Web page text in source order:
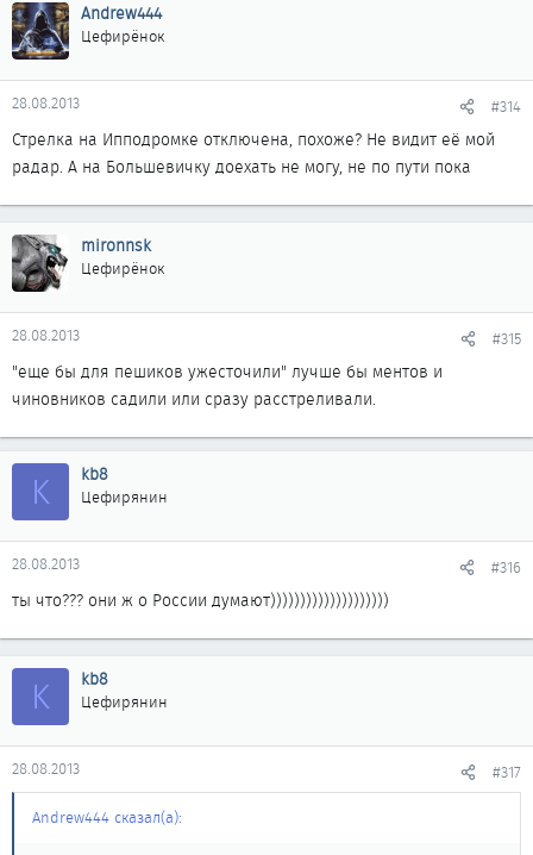
Andrew444
Цефирёнок
28.08.2013 #314
Стрелка на Ипподромке отключена, похоже? Не видит её мой
радар. А на Большевичку доехать не могу, не по пути пока
mironnsk
Цефирёнок
28.08.2013 #315
"еще бы для пешиков ужесточили" лучше бы ментов и
чиновников садили или сразу расстреливали.
K kb8
Цефирянин
28.08.2013 #316
ты что??? они ж о России думают))))))))))))))))))))
K kb8
Цефирянин
28.08.2013 #317
Andrew444 сказал(а):